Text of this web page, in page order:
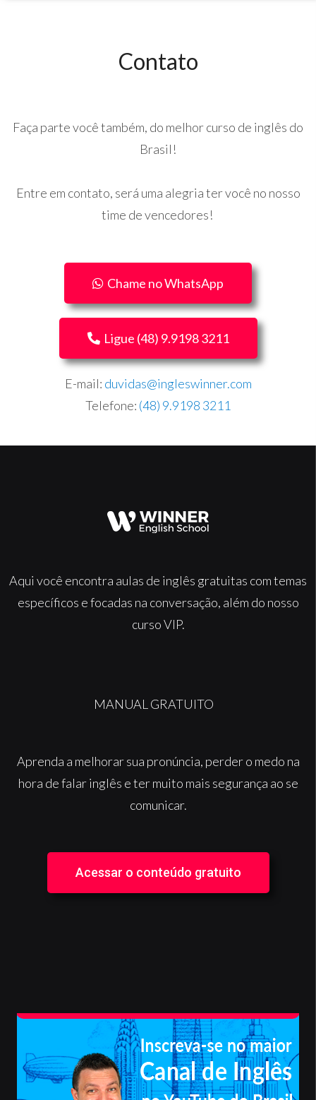
Contato
Faça parte você também, do melhor curso de inglês do
Brasil!
Entre em contato, será uma alegria ter você no nosso
time de vencedores!
Chame no WhatsApp
Ligue (48) 9.9198 3211
E-mail: duvidas@ingleswinner.com
Telefone: (48) 9.9198 3211
Aqui você encontra aulas de inglês gratuitas com temas
específicos e focadas na conversação, além do nosso
curso VIP.
MANUAL GRATUITO
Aprenda a melhorar sua pronúncia, perder o medo na
hora de falar inglês e ter muito mais segurança ao se
comunicar.
Acessar o conteúdo gratuito